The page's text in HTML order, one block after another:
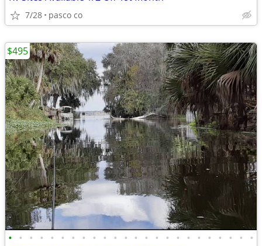
7/28 pasco co
• • • • • • • • • • • • • • • • • • • • • • • •
$495